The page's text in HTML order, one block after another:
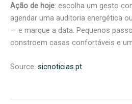
Ação de hoje: escolha um gesto
agendar uma auditoria energética
— e marque a data. Pequenos
constroem casas confortáveis e
Source: sicnoticias.pt